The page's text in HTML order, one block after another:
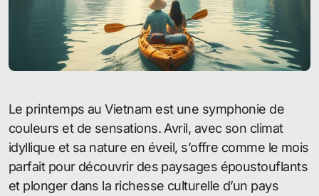
Le printemps au Vietnam est une symphonie de
couleurs et de sensations. Avril, avec son climat
idyllique et sa nature en éveil, s’offre comme le mois
parfait pour découvrir des paysages époustouflants
et plonger dans la richesse culturelle d’un pays